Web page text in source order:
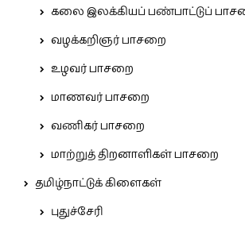
கலை இலக்கியப் பண்பாட்டுப்
வழக்கறிஞர் பாசறை
உழவர் பாசறை
மாணவர் பாசறை
வணிகர் பாசறை
மாற்றுத் திறனாளிகள் பாசறை
தமிழ்நாட்டுக் கிளைகள்
புதுச்சேரி